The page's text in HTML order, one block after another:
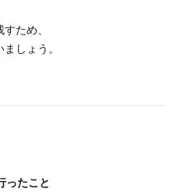
ため、
しょう。
ったこと